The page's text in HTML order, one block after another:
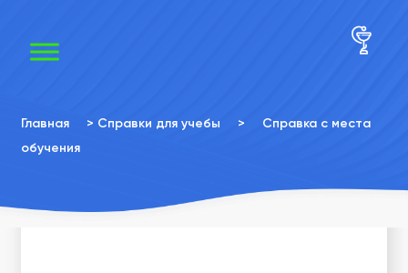
Главная > Справки для учебы >
Справка с места
обучения